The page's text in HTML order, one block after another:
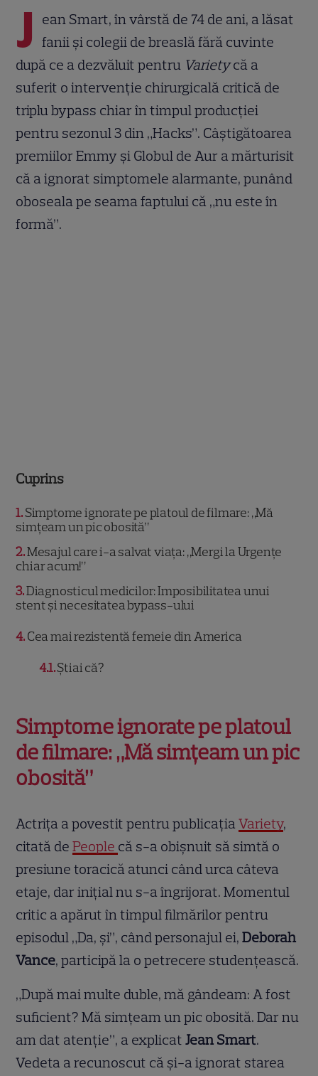
J
ean Smart, în vârstă de 74 de ani, a lăsat
fanii și colegii de breaslă fără cuvinte
după ce a dezvăluit pentru Varietycă a
suferit o intervenție chirurgicală critică de
triplu bypass chiar în timpul producției
pentru sezonul 3 din „Hacks”. Câștigătoarea
premiilor Emmy și Globul de Aur a mărturisit
că a ignorat simptomele alarmante, punând
oboseala pe seama faptului că „nu este în
formă”.
Cuprins
1 Simptome ignorate pe platoul de filmare: „Mă
simțeam un pic obosită”
2 Mesajul care i-a salvat viața: „Mergi la Urgențe
chiar acum!”
3 Diagnosticul medicilor: Imposibilitatea unui
stent și necesitatea bypass-ului
4 Cea mai rezistentă femeie din America
4.1Știai că?
Simptome ignorate pe platoul
de filmare: „Mă simțeam un pic
obosită”
Actrița a povestit pentru publicațiaVariety,
citată dePeople că s-a obișnuit să simtă o
presiune toracică atunci când urca câteva
etaje, dar inițial nu s-a îngrijorat. Momentul
critic a apărut în timpul filmărilor pentru
episodul „Da, și”, când personajul ei,Deborah
Vance, participă la o petrecere studențească.
„După mai multe duble, mă gândeam: A fost
suficient? Mă simțeam un pic obosită. Dar nu
am dat atenție”, a explicatJean Smart.
Vedeta a recunoscut că și-a ignorat starea